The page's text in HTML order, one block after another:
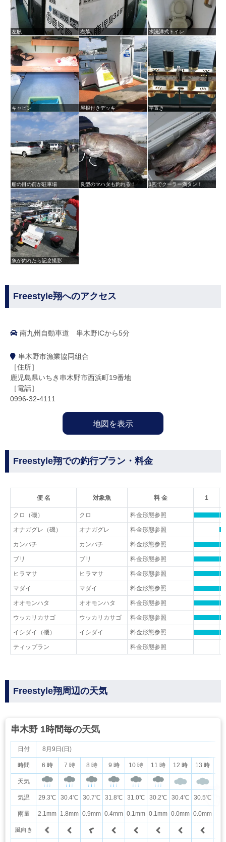
左舷 右舷 水洗洋式トイレ
キャビン 屋根付きデッキ 竿置き
船の目の前が駐車場 良型のマハタも釣れる！ 1匹でクーラー満タン！
魚が釣れたら記念撮影
Freestyle翔へのアクセス
南九州自動車道 串木野ICから5分
串木野市漁業協同組合
［住所］
鹿児島県いちき串木野市西浜町19番地
［電話］
0996-32-4111
地図を表示
Freestyle翔での釣行プラン・料金
便 名 対象魚 料 金 1
クロ（磯） クロ 料金形態参照
オナガグレ（磯） オナガグレ 料金形態参照
カンパチ カンパチ 料金形態参照
ブリ ブリ 料金形態参照
ヒラマサ ヒラマサ 料金形態参照
マダイ マダイ 料金形態参照
オオモンハタ オオモンハタ 料金形態参照
ウッカリカサゴ ウッカリカサゴ 料金形態参照
イシダイ（磯） イシダイ 料金形態参照
ティップラン 料金形態参照
Freestyle翔周辺の天気
串木野 1時間毎の天気
日付
時間
天気
気温
雨量
風向き
8月9日(日)
6 時 7 時 8 時 9 時 10 時 11 時 12 時 13 時
29.3℃ 30.4℃ 30.7℃ 31.8℃ 31.0℃ 30.2℃ 30.4℃ 30.5℃
2.1mm 1.8mm 0.9mm 0.4mm 0.1mm 0.1mm 0.0mm 0.0mm